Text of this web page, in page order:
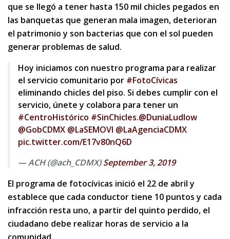
que se llegó a tener hasta 150 mil chicles pegados en
las banquetas que generan mala imagen, deterioran
el patrimonio y son bacterias que con el sol pueden
generar problemas de salud.
Hoy iniciamos con nuestro programa para realizar
el servicio comunitario por #FotoCívicas
eliminando chicles del piso. Si debes cumplir con el
servicio, únete y colabora para tener un
#CentroHistórico #SinChicles.@DuniaLudlow
@GobCDMX @LaSEMOVI @LaAgenciaCDMX
pic.twitter.com/E17v80nQ6D
— ACH (@ach_CDMX)September 3, 2019
El programa de fotocívicas inició el 22 de abril y
establece que cada conductor tiene 10 puntos y cada
infracción resta uno, a partir del quinto perdido, el
ciudadano debe realizar horas de servicio a la